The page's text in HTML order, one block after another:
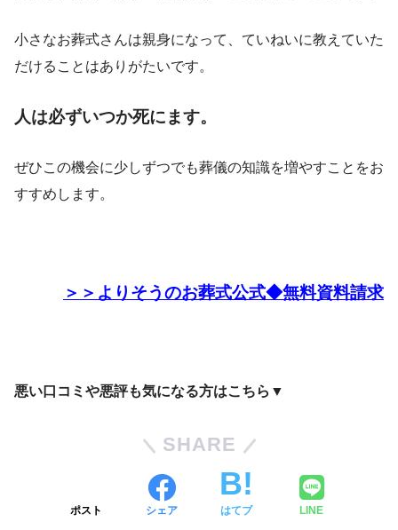
小さなお葬式さんは親身になって、ていねいに教えていた
だけることはありがたいです。
人は必ずいつか死にます。
ぜひこの機会に少しずつでも葬儀の知識を増やすことをお
すすめします。
＞＞よりそうのお葬式公式◆無料資料請求
悪い口コミや悪評も気になる方はこちら▼
SHARE
ポスト シェア はてブ LINE